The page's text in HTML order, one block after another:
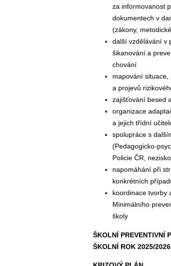
za informovanost
dokumentech v
(zákony,
další vzdělávání v
šikanování a
chování
mapování situace,
a projevů
zajišťování besed
organizace
a jejich třídní
spolupráce s
(Pedagogicko-
Policie ČR,
napomáhání při
konkrétních
koordinace tvorby
Minimálního
školy
ŠKOLNÍ PREVENTIVNÍ
ŠKOLNÍ ROK 2025/2026